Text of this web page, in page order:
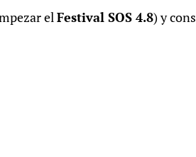
elFestival SOS 4.8) y